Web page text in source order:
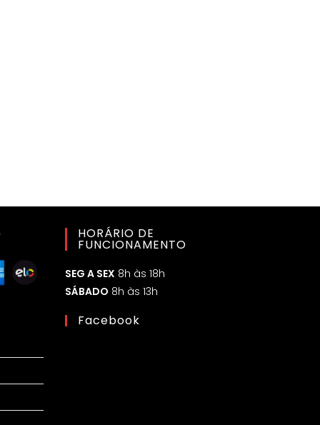
HORÁRIO DE
FUNCIONAMENTO
SEG A SEX 8h às 18h
SÁBADO 8h às 13h
Facebook